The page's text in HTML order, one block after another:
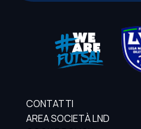
CONTATTI
AREA SOCIETÀ LND